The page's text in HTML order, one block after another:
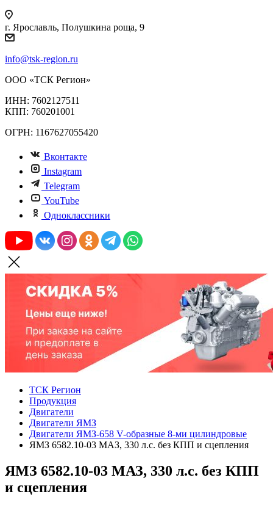
г. Ярославль, Полушкина роща, 9
info@tsk-region.ru
ООО «ТСК Регион»
ИНН: 7602127511
КПП: 760201001
ОГРН: 1167627055420
Вконтакте
Instagram
Telegram
YouTube
Одноклассники
ТСК Регион
Продукция
Двигатели
Двигатели ЯМЗ
Двигатели ЯМЗ-658 V-образные 8-ми цилиндровые
ЯМЗ 6582.10-03 МАЗ, 330 л.с. без КПП и сцепления
ЯМЗ 6582.10-03 МАЗ, 330 л.с. без КПП
и сцепления